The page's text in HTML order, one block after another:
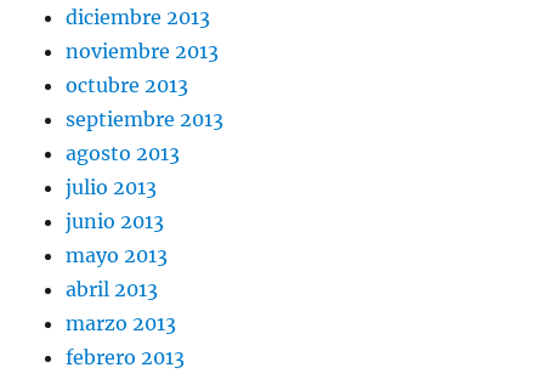
diciembre 2013
noviembre 2013
octubre 2013
septiembre 2013
agosto 2013
julio 2013
junio 2013
mayo 2013
abril 2013
marzo 2013
febrero 2013